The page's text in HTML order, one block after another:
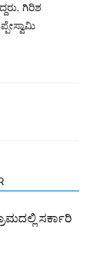
ಗಿರಿಶ
ಸರ್ಕಾರಿ